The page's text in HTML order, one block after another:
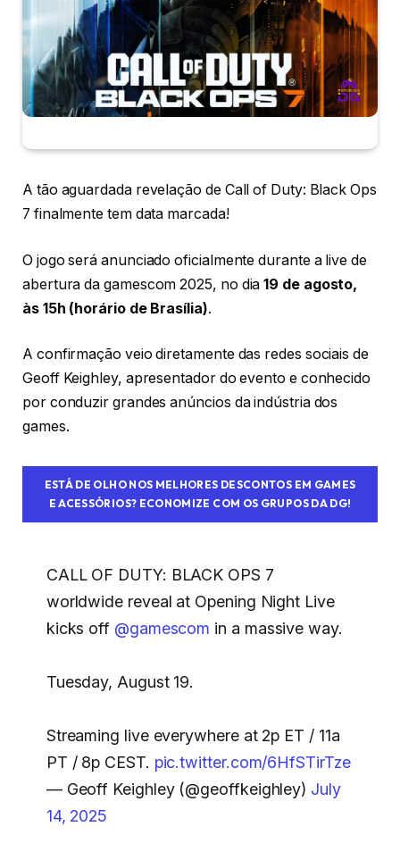
A tão aguardada revelação de Call of Duty: Black Ops
7 finalmente tem data marcada!
O jogo será anunciado oficialmente durante a live de
abertura da gamescom 2025, no dia19 de agosto,
às 15h (horário de Brasília).
A confirmação veio diretamente das redes sociais de
Geoff Keighley, apresentador do evento e conhecido
por conduzir grandes anúncios da indústria dos
games.
ESTÁ DE OLHO NOS MELHORES DESCONTOS EM GAMES
E ACESSÓRIOS? ECONOMIZE COM OS GRUPOS DA DG!
CALL OF DUTY: BLACK OPS 7
worldwide reveal at Opening Night Live
kicks off @gamescom in a massive way.
Tuesday, August 19.
Streaming live everywhere at 2p ET / 11a
PT / 8p CEST. pic.twitter.com/6HfSTirTze
— Geoff Keighley (@geoffkeighley) July
14, 2025